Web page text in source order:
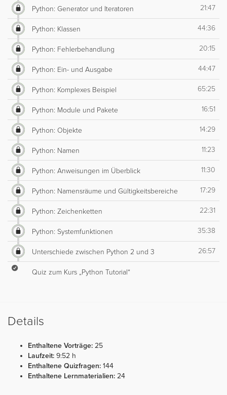
Python: Generator und Iteratoren 21:47
Python: Klassen 44:36
Python: Fehlerbehandlung 20:15
Python: Ein- und Ausgabe 44:47
Python: Komplexes Beispiel 65:25
Python: Module und Pakete 16:51
Python: Objekte 14:29
Python: Namen 11:23
Python: Anweisungen im Überblick 11:30
Python: Namensräume und Gültigkeitsbereiche 17:29
Python: Zeichenketten 22:31
Python: Systemfunktionen 35:38
Unterschiede zwischen Python 2 und 3 26:57
Quiz zum Kurs „Python Tutorial“
Details
Enthaltene Vorträge: 25
Laufzeit: 9:52 h
Enthaltene Quizfragen: 144
Enthaltene Lernmaterialien: 24